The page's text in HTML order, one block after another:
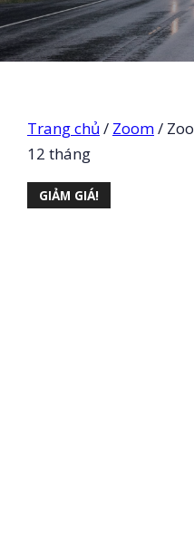
Trang chủ / Zoom/
12 tháng
GIẢM GIÁ!